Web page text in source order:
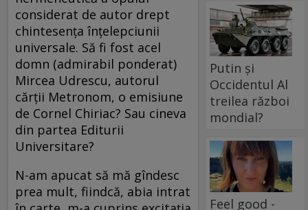
considerat de autor drept
chintesenţa înţelepciunii
universale. Să fi fost acel
domn (admirabil ponderat)
Mircea Udrescu, autorul
cărţii Metronom, o emisiune
de Cornel Chiriac? Sau cineva
din partea Editurii
Universitare?
N-am apucat să mă gîndesc
prea mult, fiindcă, abia intrat
Putin și
Occidentul Al
treilea război
mondial?
Feel good -